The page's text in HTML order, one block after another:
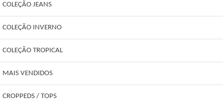
COLEÇÃO JEANS
COLEÇÃO INVERNO
COLEÇÃO TROPICAL
MAIS VENDIDOS
CROPPEDS / TOPS